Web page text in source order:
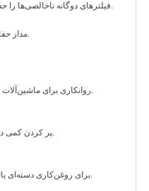
فیلترهای دوگانه ناخالصی‌ها را حذف می‌کنند تا طول عمر پمپ افزایش یابد.
مدار حفاظت از اضافه بار با خاموش شدن خودکار.
روانکاری برای ماشین‌آلات در فضاهای کوچک (مانند تجهیزات میدانی).
پر کردن کمی در بشکه‌های کوچک با قابلیت ردیابی داده‌ها.
اتوماسیون متصل به PLC برای روغن‌کاری دسته‌ای یاتاقان‌ها/موتورها.